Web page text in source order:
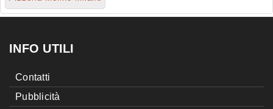
INFO UTILI
Contatti
Pubblicità